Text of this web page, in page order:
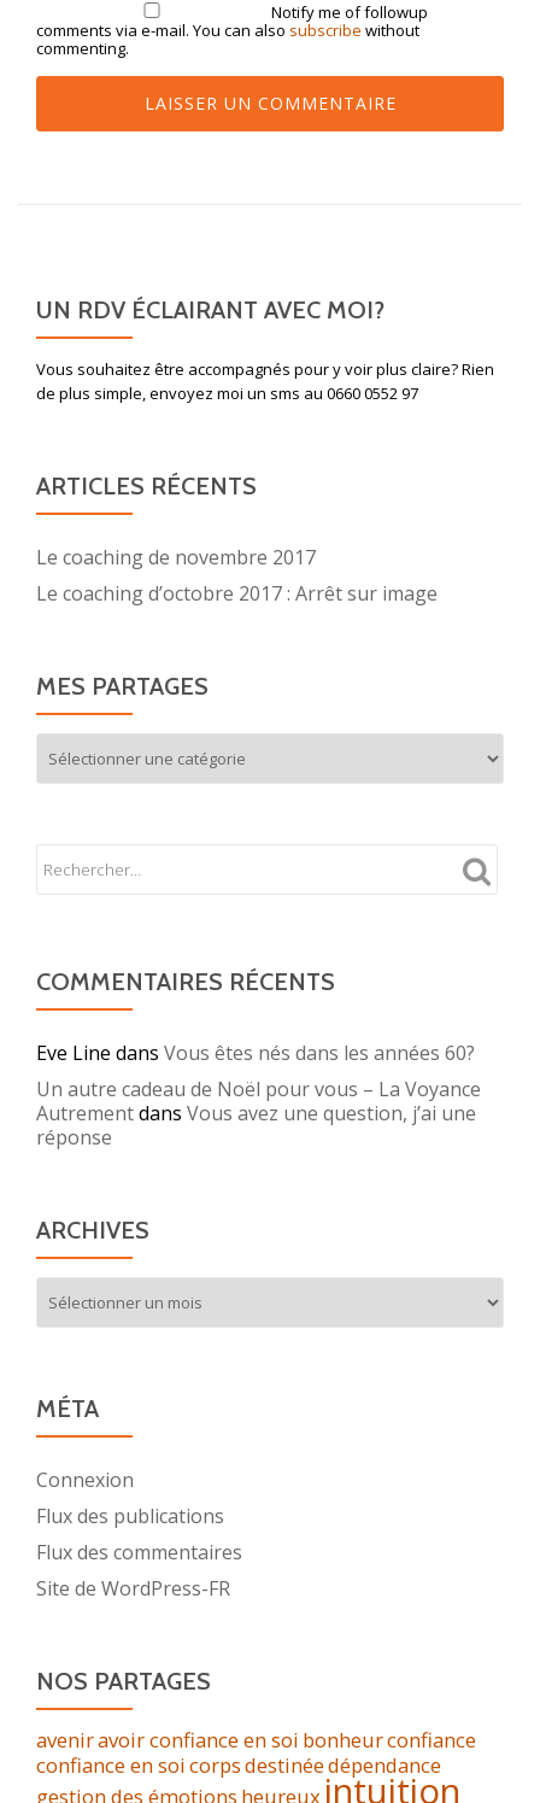
Notify me of followup
comments via e-mail. You can also subscribe without
commenting.
UN RDV ÉCLAIRANT AVEC MOI?
Vous souhaitez être accompagnés pour y voir plus claire? Rien
de plus simple, envoyez moi un sms au 0660 0552 97
ARTICLES RÉCENTS
Le coaching de novembre 2017
Le coaching d’octobre 2017 : Arrêt sur image
MES PARTAGES
partages
COMMENTAIRES RÉCENTS
Eve Line dans Vous êtes nés dans les années 60?
Un autre cadeau de Noël pour vous – La Voyance
Autrementdans Vous avez une question, j’ai une
réponse
ARCHIVES
MÉTA
Connexion
Flux des publications
Flux des commentaires
Site de WordPress-FR
NOS PARTAGES
aveniravoir confiance en soi bonheurconfiance
confiance en soicorpsdestinéedépendance
gestion des émotions heureux intuition